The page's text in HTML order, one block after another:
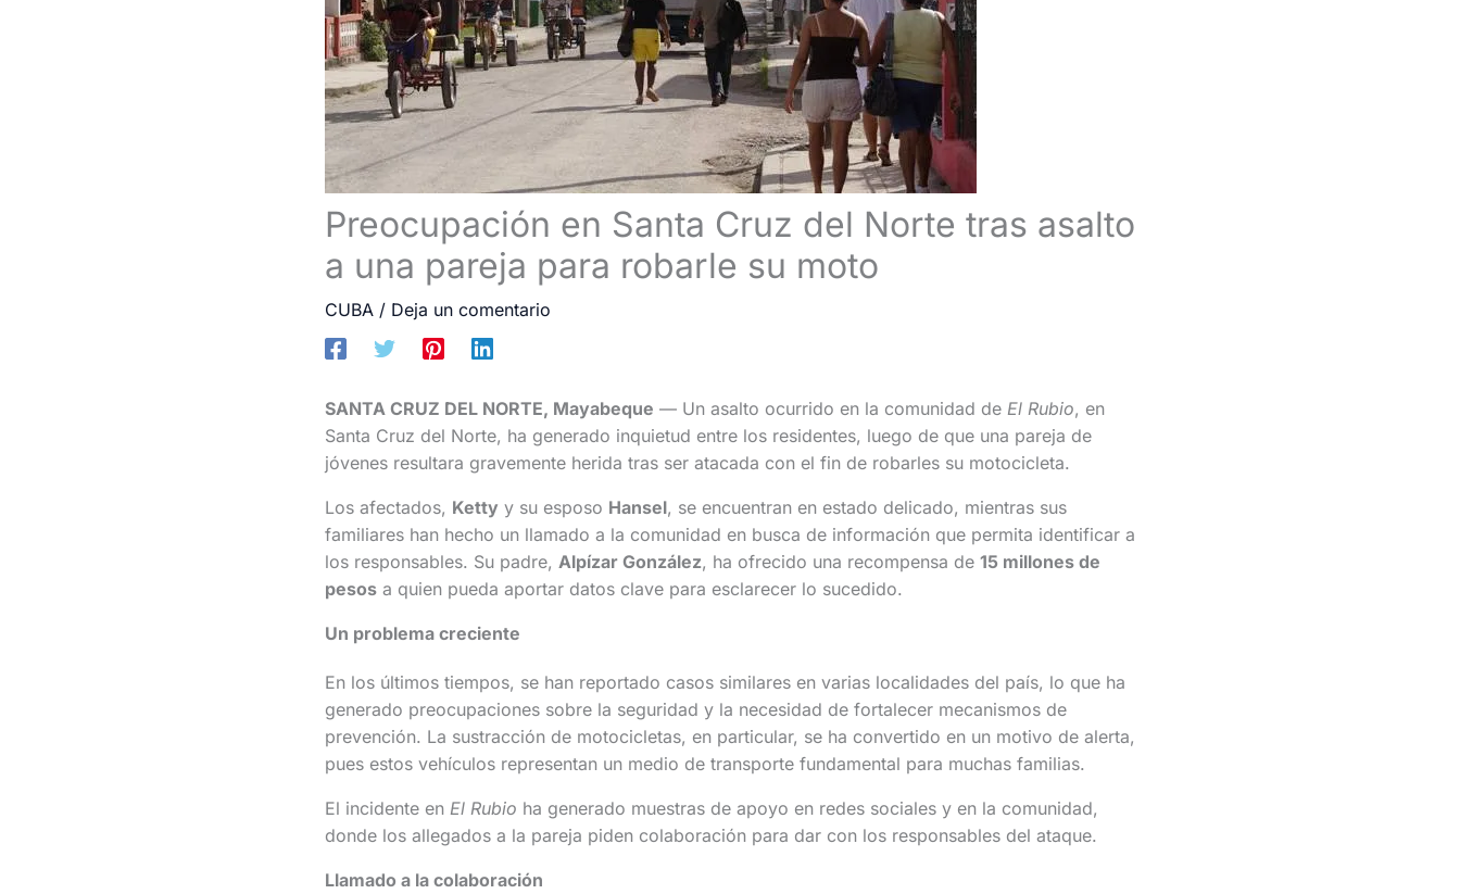
Preocupación en Santa Cruz del Norte tras asalto
a una pareja para robarle su moto
CUBA/ Deja un comentario
SANTA CRUZ DEL NORTE, Mayabeque — Un asalto ocurrido en la comunidad de El Rubio, en
Santa Cruz del Norte, ha generado inquietud entre los residentes, luego de que una pareja de
jóvenes resultara gravemente herida tras ser atacada con el fin de robarles su motocicleta.
Los afectados, Ketty y su esposo Hansel, se encuentran en estado delicado, mientras sus
familiares han hecho un llamado a la comunidad en busca de información que permita identificar a
los responsables. Su padre, Alpízar González, ha ofrecido una recompensa de 15 millones de
pesosa quien pueda aportar datos clave para esclarecer lo sucedido.
Un problema creciente
En los últimos tiempos, se han reportado casos similares en varias localidades del país, lo que ha
generado preocupaciones sobre la seguridad y la necesidad de fortalecer mecanismos de
prevención. La sustracción de motocicletas, en particular, se ha convertido en un motivo de alerta,
pues estos vehículos representan un medio de transporte fundamental para muchas familias.
El incidente en El Rubio ha generado muestras de apoyo en redes sociales y en la comunidad,
donde los allegados a la pareja piden colaboración para dar con los responsables del ataque.
Llamado a la colaboración